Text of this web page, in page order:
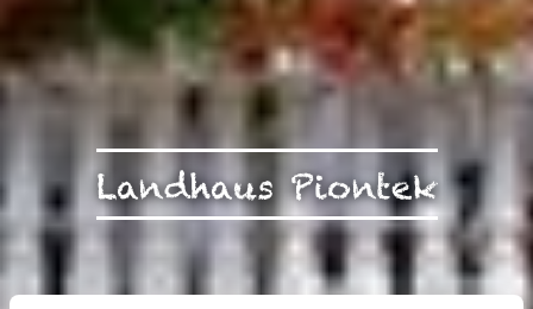
Landhaus Piontek